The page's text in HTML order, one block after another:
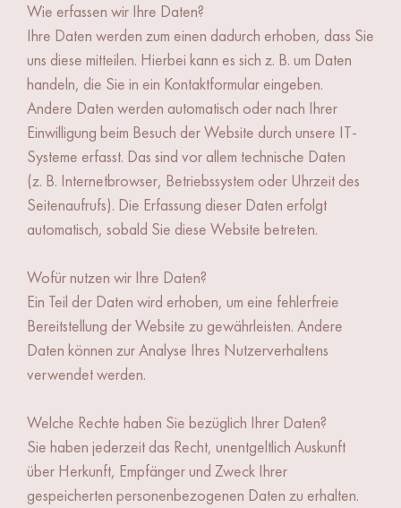
Wie erfassen wir Ihre Daten?
Ihre Daten werden zum einen dadurch erhoben, dass Sie
uns diese mitteilen. Hierbei kann es sich z. B. um Daten
handeln, die Sie in ein Kontaktformular eingeben.
Andere Daten werden automatisch oder nach Ihrer
Einwilligung beim Besuch der Website durch unsere IT-
Systeme erfasst. Das sind vor allem technische Daten
(z. B. Internetbrowser, Betriebssystem oder Uhrzeit des
Seitenaufrufs). Die Erfassung dieser Daten erfolgt
automatisch, sobald Sie diese Website betreten.
Wofür nutzen wir Ihre Daten?
Ein Teil der Daten wird erhoben, um eine fehlerfreie
Bereitstellung der Website zu gewährleisten. Andere
Daten können zur Analyse Ihres Nutzerverhaltens
verwendet werden.
Welche Rechte haben Sie bezüglich Ihrer Daten?
Sie haben jederzeit das Recht, unentgeltlich Auskunft
über Herkunft, Empfänger und Zweck Ihrer
gespeicherten personenbezogenen Daten zu erhalten.